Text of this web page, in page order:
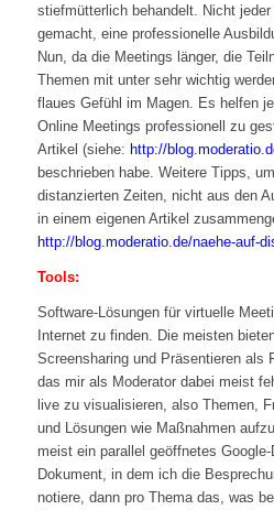
stiefmütterlich behandelt. Nicht
gemacht, eine professionelle
Nun, da die Meetings länger, die
Themen mit unter sehr wichtig
flaues Gefühl im Magen. Es helfen
Online Meetings professionell zu
Artikel (siehe: http://
beschrieben habe. Weitere Tipps,
distanzierten Zeiten, nicht aus den
in einem eigenen Artikel
http://blog.moderatio.de/naehe-auf-
Tools:
Software-Lösungen für virtuelle
Internet zu finden. Die meisten
Screensharing und Präsentieren als
das mir als Moderator dabei meist
live zu visualisieren, also Themen,
und Lösungen wie Maßnahmen
meist ein parallel geöffnetes
Dokument, in dem ich die
notiere, dann pro Thema das, was